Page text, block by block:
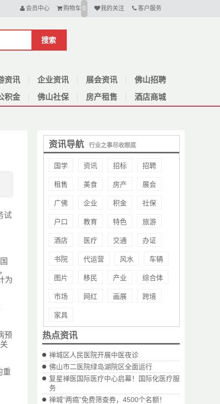
会员中心 购物车 0 我的关注 客户服务
搜索
资讯 企业资讯 展会资讯 佛山招聘
积金 佛山社保 房产租售 酒店商城
资讯导航 行业之事尽收眼底
国学 资讯 招标 招聘
租售 美食 房产 展会
广佛 企业 积金 社保
户口 教育 特色 旅游
酒店 医疗 交通 办证
书院 代运营 风水 车辆
图片 移民 产业 综合体
市场 网红 画展 跨境
家具
热点资讯
禅城区人民医院开展中医夜诊
佛山市二医院绿岛湖院区全面运行
复星禅医国际医疗中心启幕！国际化医疗服
务
禅城“两癌”免费筛查券，4500个名额！
试
为
预
重